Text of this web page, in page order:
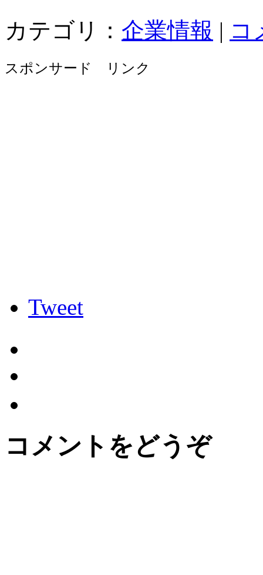
カテゴリ： 企業情報 | コ
スポンサード リンク
Tweet
コメントをどうぞ